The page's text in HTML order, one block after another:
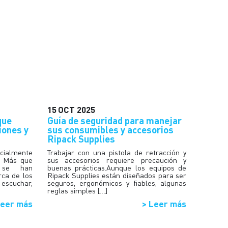
y
Más que
se han
de los
más
15OCT 2025
Guía de seguridad para manejar
sus consumibles y accesorios
Ripack Supplies
Trabajar con una pistola de retracción y
sus accesorios requiere precaución y
buenas prácticas.Aunque los equipos de
Ripack Supplies están diseñados para ser
seguros, ergonómicos y fiables, algunas
reglas simples […]
> Leer más